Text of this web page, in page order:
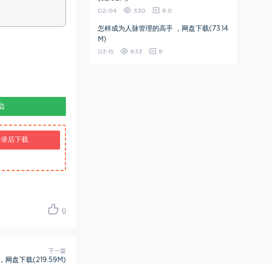
后下载
0
下一篇
网盘下载(219.59M)
02-04 330 8.0
怎样成为人脉管理的高手 ，网盘下载(73.14
M)
03-15 833 8